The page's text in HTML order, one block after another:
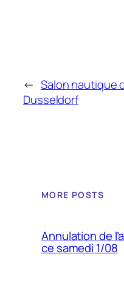
← Salon nautique
Dusseldorf
MORE POSTS
Annulation de
ce samedi 1/08